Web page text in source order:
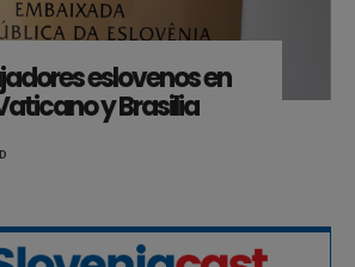
eslovenos en
y Brasilia